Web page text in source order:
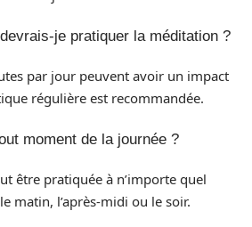
je pratiquer la méditation ?
par jour peuvent avoir un impact
régulière est recommandée.
moment de la journée ?
être pratiquée à n’importe quel
matin, l’après-midi ou le soir.